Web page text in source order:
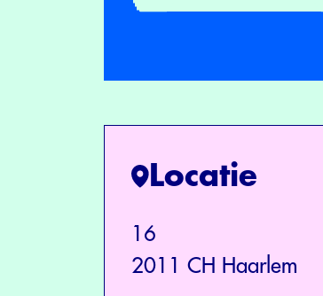
Locatie
16
2011 CH Haarlem